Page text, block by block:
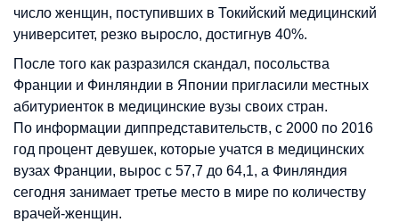
число женщин, поступивших в Токийский медицинский
университет, резко выросло, достигнув 40%.
После того как разразился скандал, посольства
Франции и Финляндии в Японии пригласили местных
абитуриенток в медицинские вузы своих стран.
По информации диппредставительств, с 2000 по 2016
год процент девушек, которые учатся в медицинских
вузах Франции, вырос с 57,7 до 64,1, а Финляндия
сегодня занимает третье место в мире по количеству
врачей-женщин.